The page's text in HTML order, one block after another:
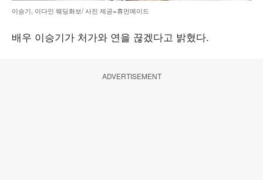
이승기, 이다인 웨딩화보/ 사진 제공=휴먼메이드
배우 이승기가 처가와 연을 끊겠다고 밝혔다.
ADVERTISEMENT